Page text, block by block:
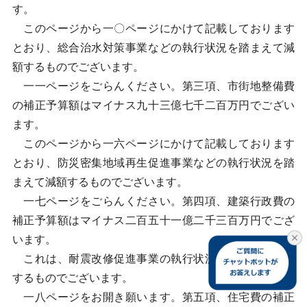
す。
このページから一〇ページにかけて記載しております
とおり、総合治水対策事業などの執行状況を踏まえて減
額するものでございます。
一一ページをごらんください。第三項、市街地整備費
の補正予算額はマイナス九十三億七千二百万円でござい
ます。
このページから一六ページにかけて記載しております
とおり、防災密集地域再生促進事業などの執行状況を踏
まえて減額するものでございます。
一七ページをごらんください。第四項、建築行政費の
補正予算額はマイナス二百五十一億二千三百万円でござ
います。
これは、耐震改修促進事業の執行状況を踏まえて減額
するものでございます。
一八ページをお開き願います。第五項、住宅費の補正